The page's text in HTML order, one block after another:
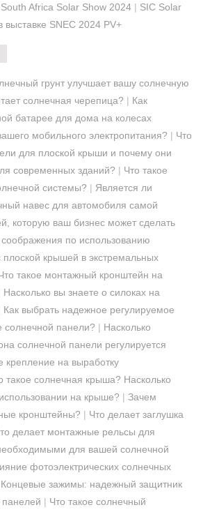
Africa Solar Show 2024 | SIC Solar
выставке SNEC 2024 PV+
грунт улучшает вашу солнечную
солнечная черепица? | Как
батарее для дома на колесах
мобильного электропитания? | Что
для плоской крыши и почему они
современных зданий? | Что такое
системы? | Является ли
навес для автомобиля самой
которую ваш бизнес может сделать
по использованию
крышей в экстремальных
такое монтажный кронштейн на
Насколько вы знаете о силоках на
Как выбрать надежное регулируемое
солнечной панели? | Насколько
солнечной панели регулируется
крепление на выработку
такое солнечная крыша? Насколько
на крыше? | Зачем
кронштейны? | Что делает заглушка
делает монтажные рельсы для
для вашей солнечной
фотоэлектрических солнечных
Концевые зажимы: надежный защитник
панелей | Что такое солнечный